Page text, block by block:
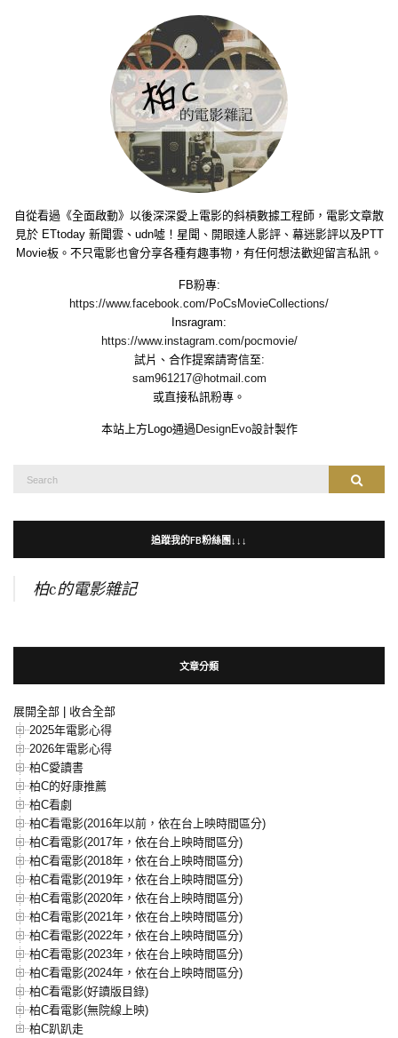
自從看過《全面啟動》以後深深愛上電影的斜槓數據工程師，電影文章散
見於 ETtoday 新聞雲、udn噓！星聞、開眼達人影評、幕迷影評以及PTT
Movie板。不只電影也會分享各種有趣事物，有任何想法歡迎留言私訊。
FB粉專:
https://www.facebook.com/PoCsMovieCollections/
Insragram:
https://www.instagram.com/pocmovie/
試片、合作提案請寄信至:
sam961217@hotmail.com
或直接私訊粉專。
本站上方Logo通過DesignEvo設計製作
Search
追蹤我的FB粉絲團↓↓↓
柏c的電影雜記
文章分類
展開全部 | 收合全部
2025年電影心得
2026年電影心得
柏C愛讀書
柏C的好康推薦
柏C看劇
柏C看電影(2016年以前，依在台上映時間區分)
柏C看電影(2017年，依在台上映時間區分)
柏C看電影(2018年，依在台上映時間區分)
柏C看電影(2019年，依在台上映時間區分)
柏C看電影(2020年，依在台上映時間區分)
柏C看電影(2021年，依在台上映時間區分)
柏C看電影(2022年，依在台上映時間區分)
柏C看電影(2023年，依在台上映時間區分)
柏C看電影(2024年，依在台上映時間區分)
柏C看電影(好讀版目錄)
柏C看電影(無院線上映)
柏C趴趴走